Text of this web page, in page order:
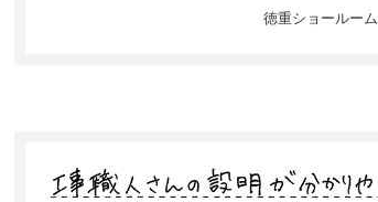
徳重ショールーム